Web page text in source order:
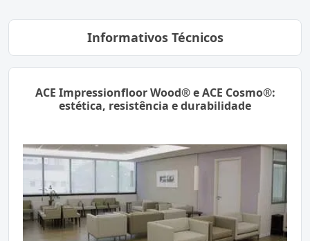
Informativos Técnicos
ACE Impressionfloor Wood® e ACE Cosmo®:
estética, resistência e durabilidade